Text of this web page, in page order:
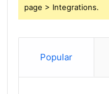
page > Integrations.
Popular